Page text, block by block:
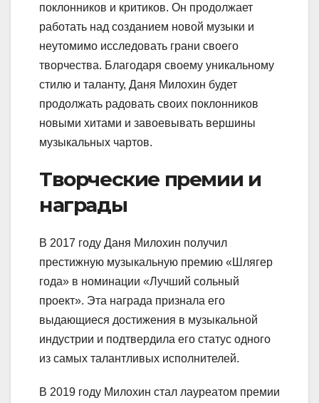
поклонников и критиков. Он продолжает
работать над созданием новой музыки и
неутомимо исследовать грани своего
творчества. Благодаря своему уникальному
стилю и таланту, Даня Милохин будет
продолжать радовать своих поклонников
новыми хитами и завоевывать вершины
музыкальных чартов.
Творческие премии и
награды
В 2017 году Даня Милохин получил
престижную музыкальную премию «Шлягер
года» в номинации «Лучший сольный
проект». Эта награда признала его
выдающиеся достижения в музыкальной
индустрии и подтвердила его статус одного
из самых талантливых исполнителей.
В 2019 году Милохин стал лауреатом премии